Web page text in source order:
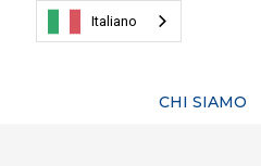
Italiano
CHI SIAMO